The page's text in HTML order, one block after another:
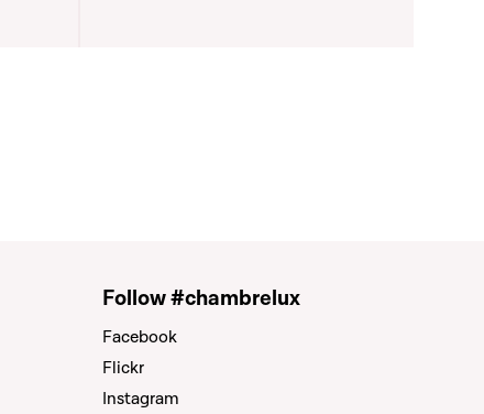
qui précède
Follow #chambrelux
Facebook
Flickr
Instagram